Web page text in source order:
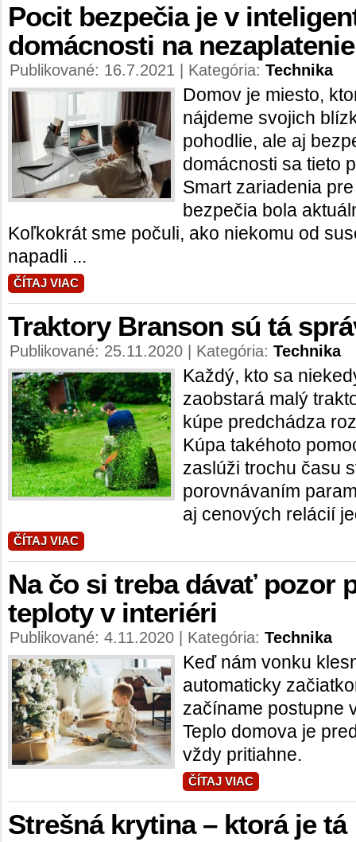
Pocit bezpečia je v
domácnosti na nezaplatenie
Publikované: 16.7.2021 | Kategória: Technika
Domov je miesto,
nájdeme svojich
pohodlie, ale aj
domácnosti sa tieto
Smart zariadenia
bezpečia bola
Koľkokrát sme počuli, ako niekomu od
napadli ...
ČÍTAJ VIAC
Traktory Branson sú tá
Publikované: 25.11.2020 | Kategória: Technika
Každý, kto sa
zaobstará malý
kúpe predchádza
Kúpa takéhoto
zaslúži trochu času
porovnávaním
aj cenových relácií
ČÍTAJ VIAC
Na čo si treba dávať pozor
teploty v interiéri
Publikované: 4.11.2020 | Kategória: Technika
Keď nám vonku
automaticky
začíname postupne
Teplo domova je
vždy pritiahne.
ČÍTAJ VIAC
Strešná krytina – ktorá je tá